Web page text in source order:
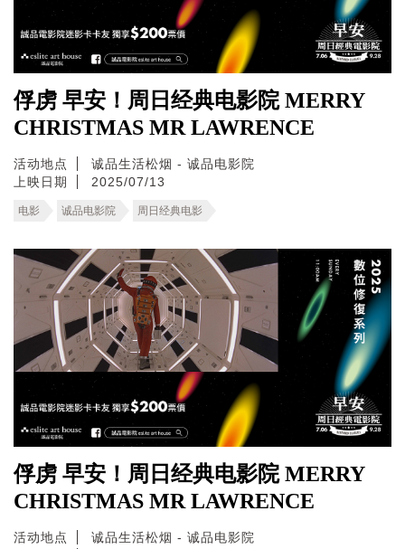
俘虏 早安！周日经典电影院 MERRY
CHRISTMAS MR LAWRENCE
活动地点
诚品生活松烟 - 诚品电影院
上映日期
2025/07/13
电影 诚品电影院 周日经典电影
俘虏 早安！周日经典电影院 MERRY
CHRISTMAS MR LAWRENCE
活动地点
诚品生活松烟 - 诚品电影院